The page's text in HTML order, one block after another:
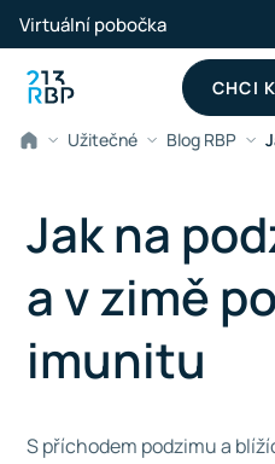
Přeskočit na hlavní obsah
Virtuální pobočka
CHCI
Užitečné Blog RBP
Jak na
a v zimě
imunitu
S příchodem podzimu a